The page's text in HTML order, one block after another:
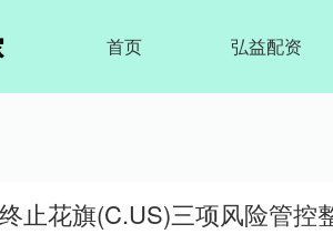
首页 弘益配资
止花旗(C.US)三项风险管控